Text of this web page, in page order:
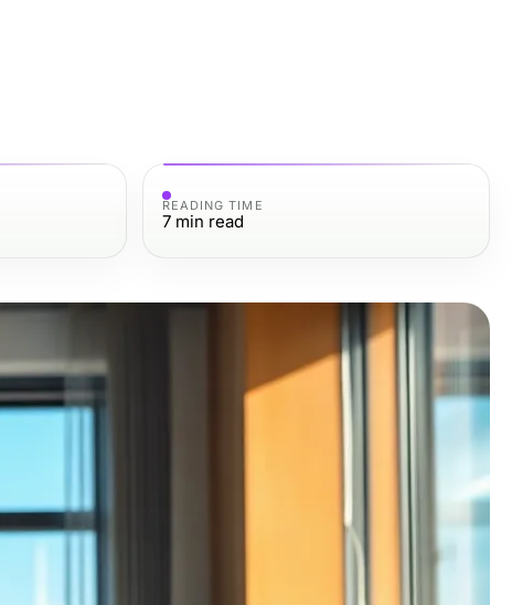
READING TIME
7 min read